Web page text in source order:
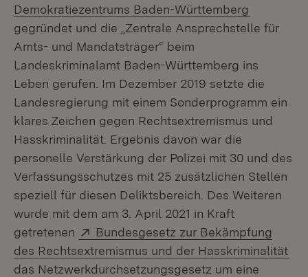
Demokratiezentrums Baden-Württemberg
gegründet und die „Zentrale Ansprechstelle für
Amts- und Mandatsträger“ beim
Landeskriminalamt Baden-Württemberg ins
Leben gerufen. Im Dezember 2019 setzte die
Landesregierung mit einem Sonderprogramm ein
klares Zeichen gegen Rechtsextremismus und
Hasskriminalität. Ergebnis davon war die
personelle Verstärkung der Polizei mit 30 und des
Verfassungsschutzes mit 25 zusätzlichen Stellen
speziell für diesen Deliktsbereich. Des Weiteren
wurde mit dem am 3. April 2021 in Kraft
getretenen
Extern:
Bundesgesetz zur Bekämpfung
des Rechtsextremismus und der Hasskriminalität
das Netzwerkdurchsetzungsgesetz um eine